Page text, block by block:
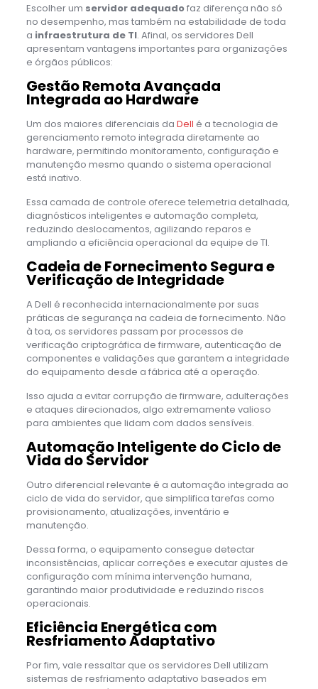
Escolher um servidor adequadofaz diferença não só
no desempenho, mas também na estabilidade de toda
a infraestrutura de TI. Afinal, os servidores Dell
apresentam vantagens importantes para organizações
e órgãos públicos:
Gestão Remota Avançada
Integrada ao Hardware
Um dos maiores diferenciais da Dell é a tecnologia de
gerenciamento remoto integrada diretamente ao
hardware, permitindo monitoramento, configuração e
manutenção mesmo quando o sistema operacional
está inativo.
Essa camada de controle oferece telemetria detalhada,
diagnósticos inteligentes e automação completa,
reduzindo deslocamentos, agilizando reparos e
ampliando a eficiência operacional da equipe de TI.
Cadeia de Fornecimento Segura e
Verificação de Integridade
A Dell é reconhecida internacionalmente por suas
práticas de segurança na cadeia de fornecimento. Não
à toa, os servidores passam por processos de
verificação criptográfica de firmware, autenticação de
componentes e validações que garantem a integridade
do equipamento desde a fábrica até a operação.
Isso ajuda a evitar corrupção de firmware, adulterações
e ataques direcionados, algo extremamente valioso
para ambientes que lidam com dados sensíveis.
Automação Inteligente do Ciclo de
Vida do Servidor
Outro diferencial relevante é a automação integrada ao
ciclo de vida do servidor, que simplifica tarefas como
provisionamento, atualizações, inventário e
manutenção.
Dessa forma, o equipamento consegue detectar
inconsistências, aplicar correções e executar ajustes de
configuração com mínima intervenção humana,
garantindo maior produtividade e reduzindo riscos
operacionais.
Eficiência Energética com
Resfriamento Adaptativo
Por fim, vale ressaltar que os servidores Dell utilizam
sistemas de resfriamento adaptativo baseados em